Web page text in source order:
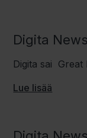
Digita
Digita sai
Lue lisää